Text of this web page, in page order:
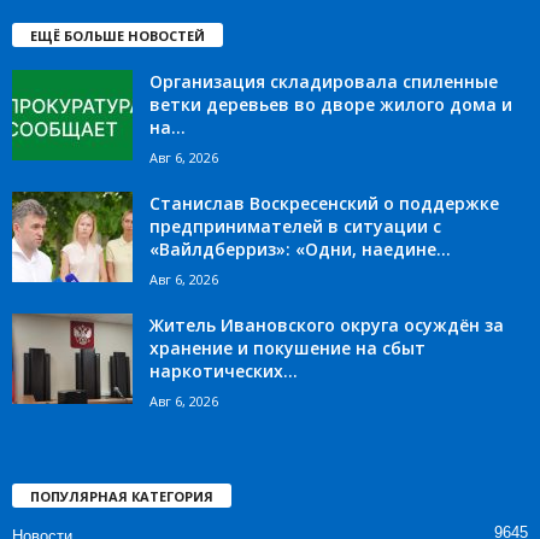
ЕЩЁ БОЛЬШЕ НОВОСТЕЙ
Организация складировала спиленные
ветки деревьев во дворе жилого дома и
на...
Авг 6, 2026
Станислав Воскресенский о поддержке
предпринимателей в ситуации с
«Вайлдберриз»: «Одни, наедине...
Авг 6, 2026
Житель Ивановского округа осуждён за
хранение и покушение на сбыт
наркотических...
Авг 6, 2026
ПОПУЛЯРНАЯ КАТЕГОРИЯ
9645